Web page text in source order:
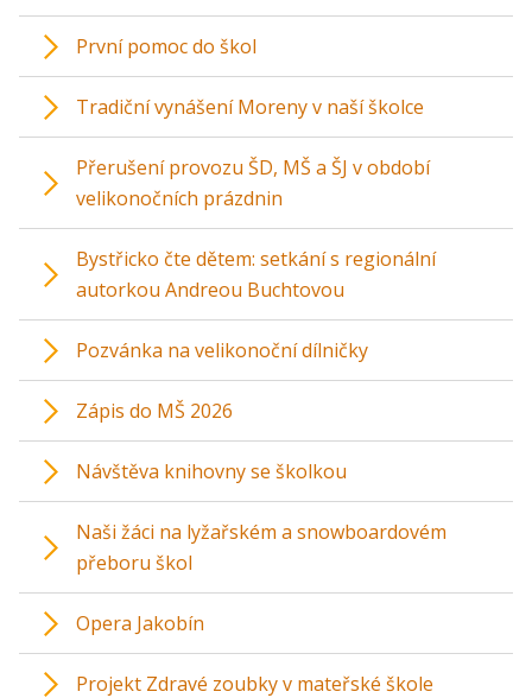
První pomoc do škol
Tradiční vynášení Moreny v naší školce
Přerušení provozu ŠD, MŠ a ŠJ v období
velikonočních prázdnin
Bystřicko čte dětem: setkání s regionální
autorkou Andreou Buchtovou
Pozvánka na velikonoční dílničky
Zápis do MŠ 2026
Návštěva knihovny se školkou
Naši žáci na lyžařském a snowboardovém
přeboru škol
Opera Jakobín
Projekt Zdravé zoubky v mateřské škole